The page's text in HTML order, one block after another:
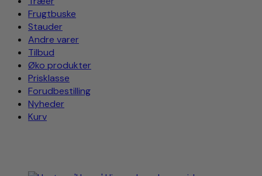
Frugtbuske
Stauder
Andre varer
Tilbud
Øko produkter
Prisklasse
Forudbestilling
Nyheder
Kurv